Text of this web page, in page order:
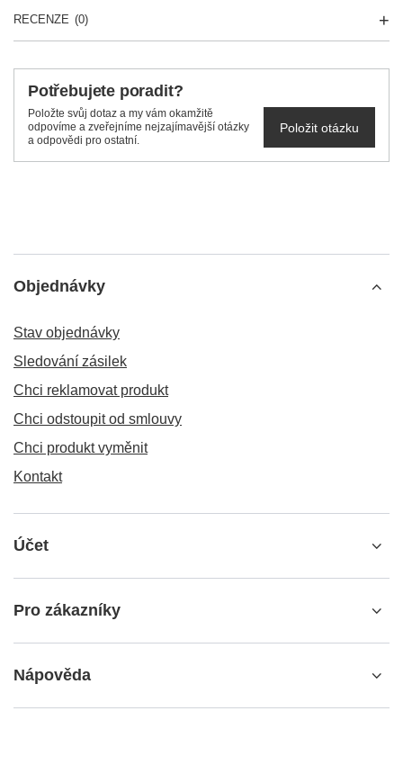
RECENZE (0)
Potřebujete poradit?
Položte svůj dotaz a my vám okamžitě
odpovíme a zveřejníme nejzajímavější otázky
a odpovědi pro ostatní.
Položit otázku
Objednávky
Stav objednávky
Sledování zásilek
Chci reklamovat produkt
Chci odstoupit od smlouvy
Chci produkt vyměnit
Kontakt
Účet
Pro zákazníky
Nápověda